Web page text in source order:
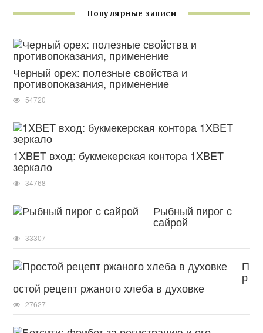
Популярные записи
Черный орех: полезные свойства и
противопоказания, применение
54720
1XBET вход: букмекерская контора 1XBET
зеркало
34768
Рыбный пирог с
сайрой
33307
П
р
остой рецепт ржаного хлеба в духовке
27627